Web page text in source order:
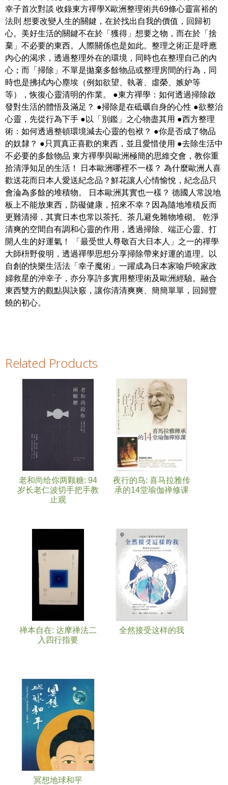
幸子首次對談 收錄東方禪學X歐洲整理術共69條心靈富裕的
法則 想要改變人生的關鍵，在於找出自我的價值，回歸初
心。美好生活的關鍵不在於「獲得」想要之物，而在於「捨
棄」不必要的東西。人際關係也是如此。整理之術正是呼應
內心的渴求，透過整理外在的環境，同時也在整理自己的內
心；而「掃除」不單是拋棄多餘物品或整理房間的行為，同
時也是拂拭內心塵埃（例如欲望、執著、虛榮、嫉妒等
等），恢復心靈清明的作業。 ●東方禪學：如何透過掃除啟
發對生活的體悟及滿足？ ●掃除是在砥礪自身的心性 ●欲整治
心靈，先從行為下手 ●以「別鑑」之心物盡其用 ●西方整理
術：如何透過整頓環境減去心靈的包袱？ ●你是否成了物品
的奴隸？ ●只買真正喜歡的東西，並且愛惜使用 ●去除生活中
不必要的多餘物品 東方禪學與歐洲極簡的思維交會，教你重
拾清淨知足的生活！ 日本歐洲哪裡不一樣？ 為什麼歐洲人喜
歡送花而日本人愛送紀念品？鮮花讓人心情愉悅，紀念品只
會淪為多餘的堆積物。 日本歐洲其實也一樣？ 德國人常說地
板上不能放東西，防礙健康，招來不幸？因為隨地堆積反而
更難清掃，其實日本也常以茶托、茶几避免雜物堆砌。 乾淨
清爽的空間自有調和心靈的作用，透過掃除、端正心靈、打
開人生的好運氣！ 「最受世人尊敬百大日本人」之一的禪學
大師枡野俊明，透過禪學思想分享掃除帶來好運的道理。以
自創的快樂生活法「幸子魔術」一躍成為日本家喻戶曉家政
婦救星的沖幸子，亦分享許多實用整理術及歐洲經驗。融合
東西雙方的觀點與訣竅，讓你清清爽爽、簡簡單單，回歸豐
饒的初心。
Related Products
老和尚给你两颗糖: 94
岁长老仁波切手把手教
止观
夜行的鸟: 喜马拉雅传
承的14堂瑜伽禅修课
禅本自在: 达摩禅法二
入四行指要
全然接受这样的我
冥想地球和平